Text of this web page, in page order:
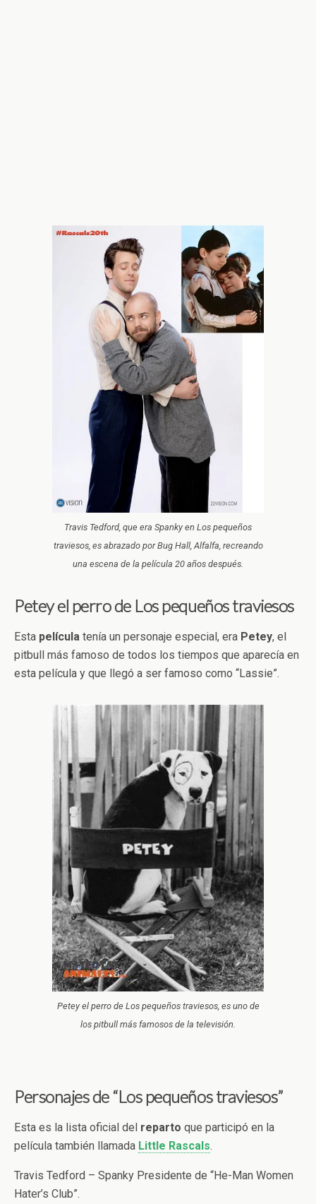
Travis Tedford, que era Spanky en Los pequeños
traviesos, es abrazado por Bug Hall, Alfalfa, recreando
una escena de la película 20 años después.
Petey el perro de Los pequeños traviesos
Esta película tenía un personaje especial, era Petey, el
pitbull más famoso de todos los tiempos que aparecía en
esta película y que llegó a ser famoso como “Lassie”.
Petey el perro de Los pequeños traviesos, es uno de
los pitbull más famosos de la televisión.
Personajes de “Los pequeños traviesos”
Esta es la lista oficial del reparto que participó en la
película también llamada Little Rascals.
Travis Tedford – Spanky Presidente de “He-Man Women
Hater’s Club”.